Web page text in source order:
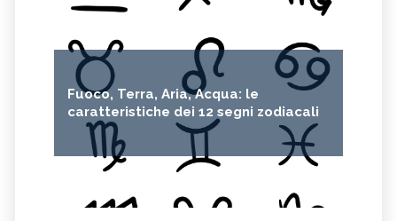
Fuoco, Terra, Aria, Acqua: le
caratteristiche dei 12 segni zodiacali